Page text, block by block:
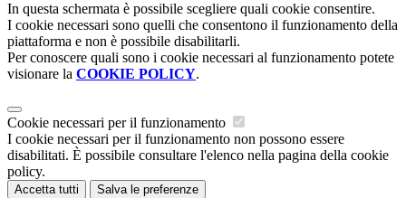
In questa schermata è possibile scegliere quali cookie consentire.
I cookie necessari sono quelli che consentono il funzionamento della
piattaforma e non è possibile disabilitarli.
Per conoscere quali sono i cookie necessari al funzionamento potete
visionare la COOKIE POLICY.
Cookie necessari per il funzionamento
I cookie necessari per il funzionamento non possono essere
disabilitati. È possibile consultare l'elenco nella pagina della cookie
policy.
Accetta tutti Salva le preferenze